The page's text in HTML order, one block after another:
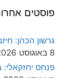
פוסטים
גרשון הכהן:
8 באוגוסט 2026
פנחס יחזקאלי: